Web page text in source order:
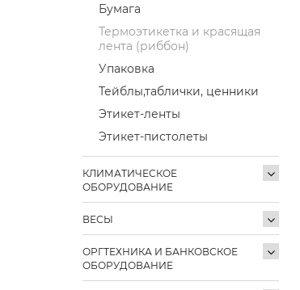
Бумага
Термоэтикетка и красящая
лента (риббон)
Упаковка
Тейблы,таблички, ценники
Этикет-ленты
Этикет-пистолеты
КЛИМАТИЧЕСКОЕ
ОБОРУДОВАНИЕ
ВЕСЫ
ОРГТЕХНИКА И БАНКОВСКОЕ
ОБОРУДОВАНИЕ